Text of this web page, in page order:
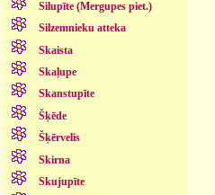
Silupīte (Mergupes piet.)
Silzemnieku atteka
Skaista
Skaļupe
Skanstupīte
Šķēde
Šķērvelis
Skirna
Skujupīte